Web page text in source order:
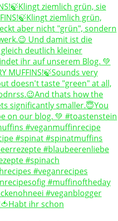
ziemlich grün, sie
ihr schon